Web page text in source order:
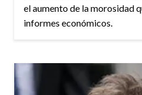
el aumento de la morosidad
informes económicos.